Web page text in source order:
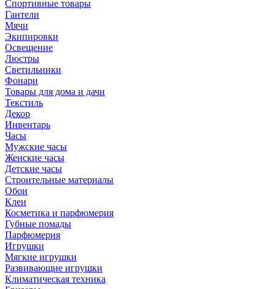
Спортивные товары
Гантели
Мячи
Экипировки
Освещение
Люстры
Светильники
Фонари
Товары для дома и дачи
Текстиль
Декор
Инвентарь
Часы
Мужские часы
Женские часы
Детские часы
Строительные материалы
Обои
Клеи
Косметика и парфюмерия
Губные помады
Парфюмерия
Игрушки
Мягкие игрушки
Развивающие игрушки
Климатическая техника